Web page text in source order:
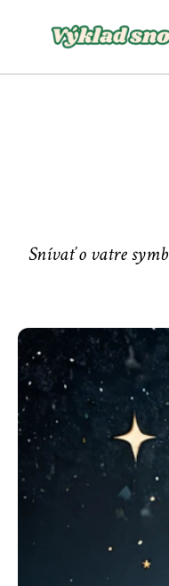
Snívať o vatre